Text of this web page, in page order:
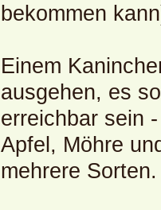
bekommen
Einem
ausgehen, es
erreichbar sein
Apfel, Möhre
mehrere Sorten.